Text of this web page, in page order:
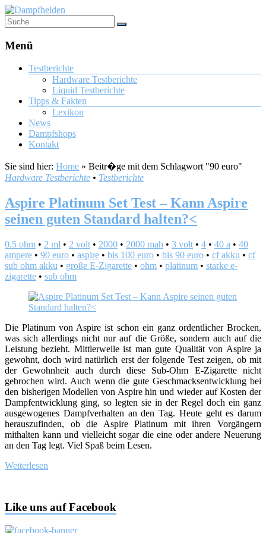
Menü
Testberichte
Hardware Testberichte
Liquid Testberichte
Tipps & Fakten
Lexikon
News
Dampfshops
Kontakt
Sie sind hier: Home » Beitr�ge mit dem Schlagwort "90 euro"
Hardware Testberichte • Testberichte
Aspire Platinum Set Test – Kann Aspire
seinen guten Standard halten?<
0.5 ohm • 2 ml • 2 volt • 2000 • 2000 mah • 3 volt • 4 • 40 a • 40
ampere • 90 euro • aspire • bis 100 euro • bis 90 euro • cf akku • cf
sub ohm akku • große E-Zigarette • ohm • platinum • starke e-
zigarette • sub ohm
Die Platinum von Aspire ist schon ein ganz ordentlicher Brocken,
was sich allerdings nicht nur auf die Größe, sondern auch auf die
Leistung bezieht. Mittlerweile ist man gute Qualität von Aspire ja
gewohnt, doch wird natürlich erst der folgende Test zeigen, ob mit
der Gewohnheit auch durch diese Sub-Ohm E-Zigarette nicht
gebrochen wird. Auch wenn die gute Geschmacksentwicklung bei
den bisherigen Modellen von Aspire hin und wieder auf Kosten der
Dampfentwicklung ging, so legten sie in der Regel doch ein ganz
ausgewogenes Dampfverhalten an den Tag. Heute geht es darum
herauszufinden, ob die Aspire Platinum mit ihren Vorgängern
mithalten kann und vielleicht sogar die eine oder andere Neuerung
an den Tag legt. Viel Spaß beim Lesen.
Weiterlesen
Like uns auf Facebook